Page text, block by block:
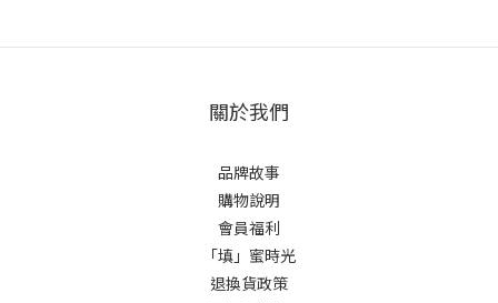
關於我們
品牌故事
購物說明
會員福利
「填」蜜時光
退換貨政策